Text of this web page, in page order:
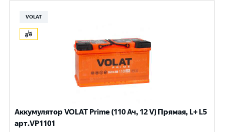
VOLAT
Аккумулятор VOLAT Prime (110 Ач, 12 V) Прямая, L+ L5
арт.VP1101